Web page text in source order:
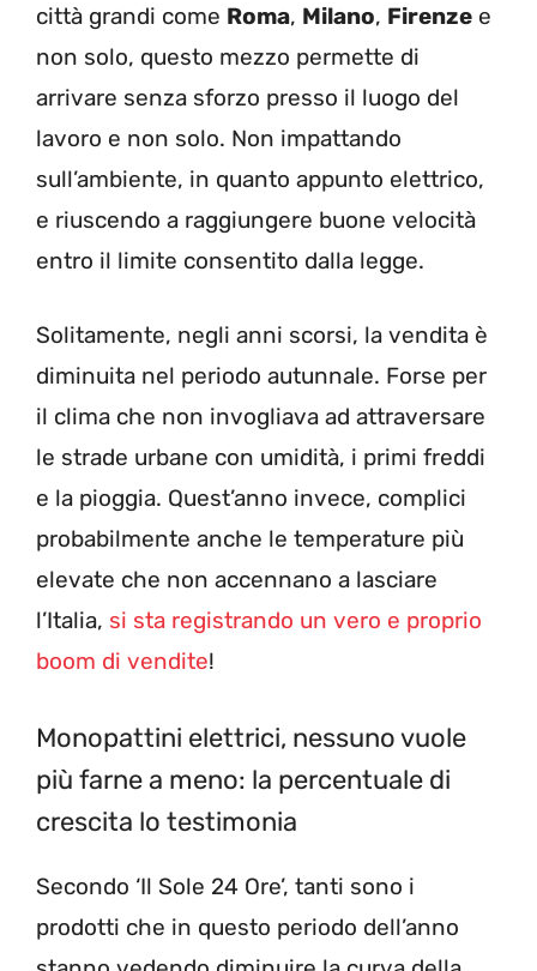
città grandi come Roma, Milano, Firenze e
non solo, questo mezzo permette di
arrivare senza sforzo presso il luogo del
lavoro e non solo. Non impattando
sull’ambiente, in quanto appunto elettrico,
e riuscendo a raggiungere buone velocità
entro il limite consentito dalla legge.
Solitamente, negli anni scorsi, la vendita è
diminuita nel periodo autunnale. Forse per
il clima che non invogliava ad attraversare
le strade urbane con umidità, i primi freddi
e la pioggia. Quest’anno invece, complici
probabilmente anche le temperature più
elevate che non accennano a lasciare
l’Italia, si sta registrando un vero e proprio
boom di vendite!
Monopattini elettrici, nessuno vuole
più farne a meno: la percentuale di
crescita lo testimonia
Secondo ‘Il Sole 24 Ore’, tanti sono i
prodotti che in questo periodo dell’anno